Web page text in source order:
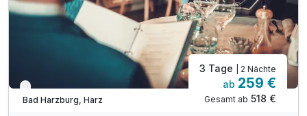
inkl. Parkplatz am Hotel
Nur noch bis Oktober
Bad Harzburg, Harz
3 Tage | 2 Nächte
ab 259 €
Gesamt ab 518 €